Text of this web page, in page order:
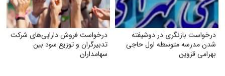
درخواست بازنگری در دوشیفته
شدن مدرسه متوسطه اول حاجی
بهرامی قزوین
درخواست فروش دارایی‌های شرکت
تدبیرگران و توزیع سود بین
سهامداران